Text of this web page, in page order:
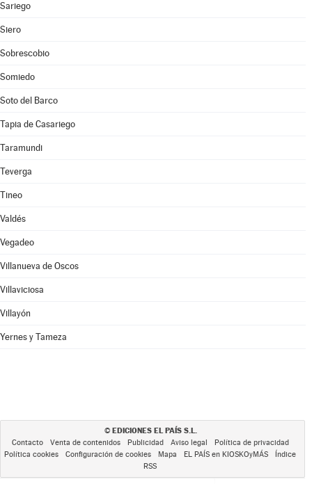
Sariego
Siero
Sobrescobio
Somiedo
Soto del Barco
Tapia de Casariego
Taramundi
Teverga
Tineo
Valdés
Vegadeo
Villanueva de Oscos
Villaviciosa
Villayón
Yernes y Tameza
© EDICIONES EL PAÍS S.L.
Contacto Venta de contenidos Publicidad Aviso legal
Política de privacidad
Política cookies
Configuración de cookies Mapa EL PAÍS en KIOSKOyMÁS
Índice
RSS